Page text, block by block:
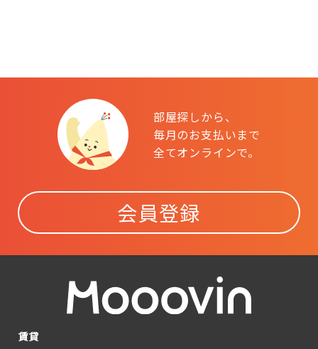
部屋探しから、
毎月のお支払いまで
全てオンラインで。
会員登録
賃貸